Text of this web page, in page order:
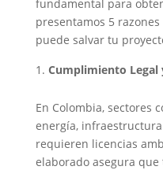
fundamental para
presentamos 5
puede salvar tu
Cumplimiento Legal
En Colombia, sectores
energía,
requieren licencias
elaborado asegura